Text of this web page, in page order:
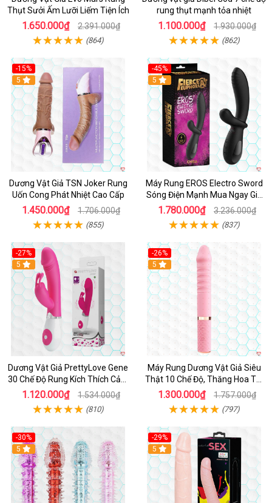
Thụt Sưởi Ấm Lưỡi Liếm Tiện Ích
1.650.000₫ 2.391.000₫
(864)
rung thụt mạnh tỏa nhiệt
1.100.000₫ 1.930.000₫
(862)
-15%
5
Dương Vật Giả TSN Joker Rung
Uốn Cong Phát Nhiệt Cao Cấp
1.450.000₫ 1.706.000₫
(855)
-45%
5
Máy Rung EROS Electro Sword
Sóng Điện Mạnh Mua Ngay Giá
Tốt
1.780.000₫ 3.236.000₫
(837)
-27%
Hot
5
Dương Vật Giả PrettyLove Gene
30 Chế Độ Rung Kích Thích Cảm
Biến Âm Thanh
1.120.000₫ 1.534.000₫
(810)
-26%
Hot
5
Máy Rung Dương Vật Giả Siêu
Thật 10 Chế Độ, Thăng Hoa Tối
Ưu
1.300.000₫ 1.757.000₫
(797)
-30%
Hot
5
-29%
Hot
5